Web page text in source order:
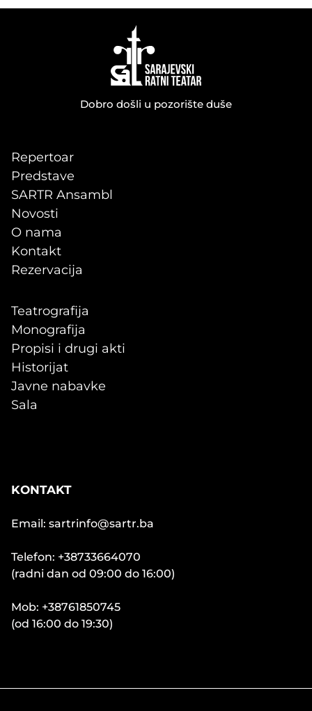
Dobro došli u pozorište duše
Repertoar
Predstave
SARTR Ansambl
Novosti
O nama
Kontakt
Rezervacija
Teatrografija
Monografija
Propisi i drugi akti
Historijat
Javne nabavke
Sala
KONTAKT
Email: sartrinfo@sartr.ba
Telefon: +38733664070
(radni dan od 09:00 do 16:00)
Mob: +38761850745
(od 16:00 do 19:30)